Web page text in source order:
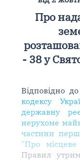
Про
- 38 у
Відповідно
кодексу
державну
нерухоме
частини
"Про місцеве
Правил